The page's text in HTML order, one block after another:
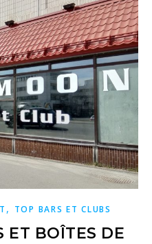
, TOP BARS ET CLUBS
ET BOÎTES DE